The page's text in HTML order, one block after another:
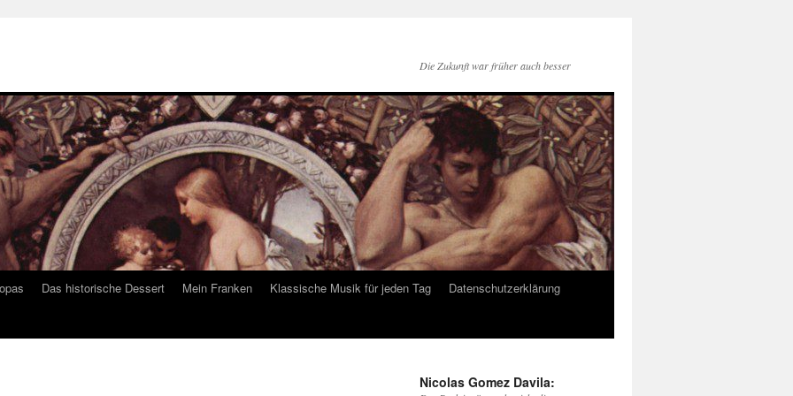
Die Zukunft war früher auch besser
Das historische Dessert Mein Franken Klassische Musik für jeden Tag
Datenschutzerklärung
Nicolas Gomez Davila: